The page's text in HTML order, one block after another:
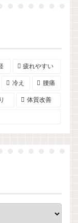
疲れやすい
冷え 腰痛
体質改善